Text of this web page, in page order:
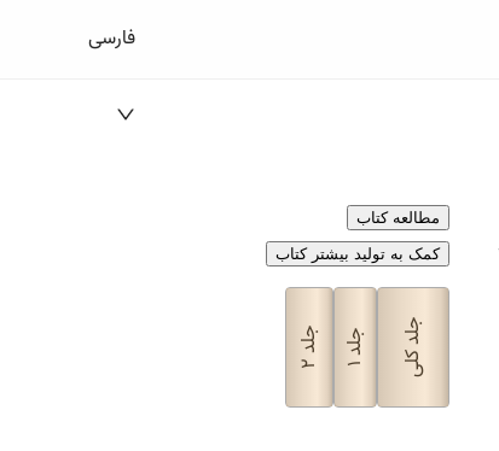
فارسی
مطالعه کتاب
کمک به تولید بیشتر کتاب
جلد کلی جلد
۱
جلد
۲